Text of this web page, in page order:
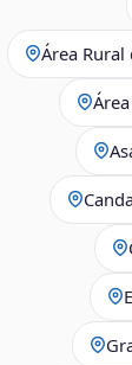
Área